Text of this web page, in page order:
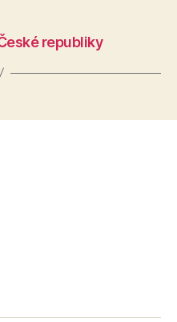
republiky